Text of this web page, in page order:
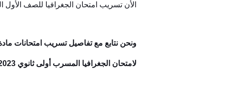
الأن تسريب امتحان الجغرافيا للصف الأول
ونحن نتابع مع تفاصيل تسريب امتحانات
لامتحان الجغرافيا المسرب أولى ثانوي 2023 الترم الاول .